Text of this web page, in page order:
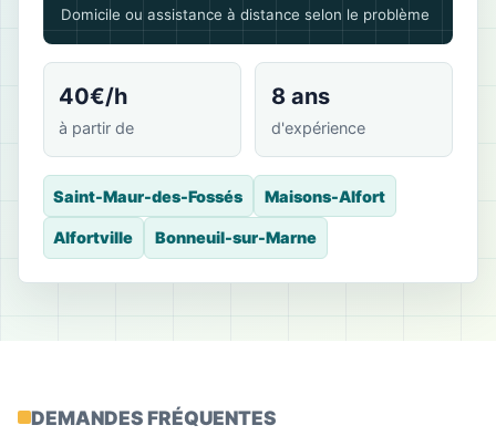
Domicile ou assistance à distance selon le problème
40€/h
à partir de
8 ans
d'expérience
Saint-Maur-des-Fossés Maisons-Alfort
Alfortville Bonneuil-sur-Marne
DEMANDES FRÉQUENTES